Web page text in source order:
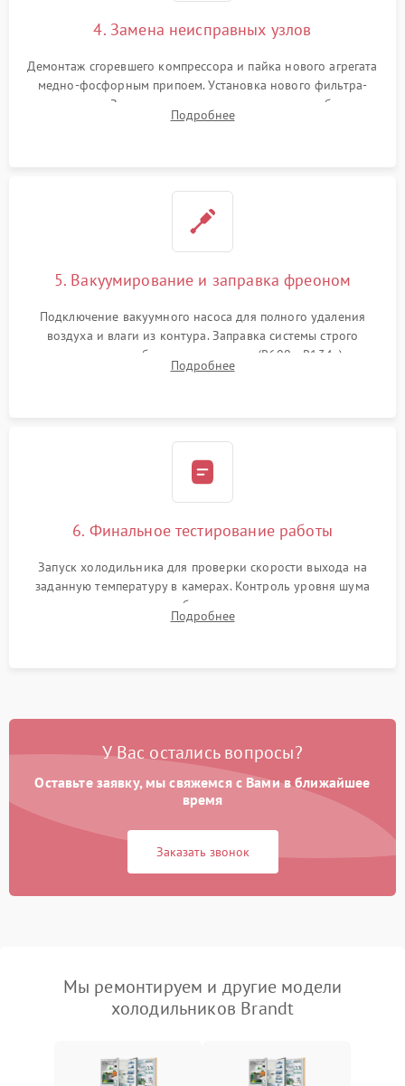
4. Замена неисправных узлов
Демонтаж сгоревшего компрессора и пайка нового агрегата
медно-фосфорным припоем. Установка нового фильтра-
осушителя. Замена изношенных вентиляторов обдува,
сломанных заслонок или поврежденных дверных петель.
Подробнее
5. Вакуумирование и заправка фреоном
Подключение вакуумного насоса для полного удаления
воздуха и влаги из контура. Заправка системы строго
дозированным объемом хладагента (R600a, R134a) по
электронным весам. Контроль рабочего давления в системе.
Подробнее
6. Финальное тестирование работы
Запуск холодильника для проверки скорости выхода на
заданную температуру в камерах. Контроль уровня шума
компрессора, отсутствия обмерзания стенок и корректного
срабатывания системы автоматической оттайки.
Подробнее
У Вас остались вопросы?
Оставьте заявку, мы свяжемся с Вами в ближайшее
время
Заказать звонок
Мы ремонтируем и другие модели
холодильников Brandt